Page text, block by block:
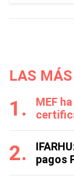
LAS
MEF
pagos